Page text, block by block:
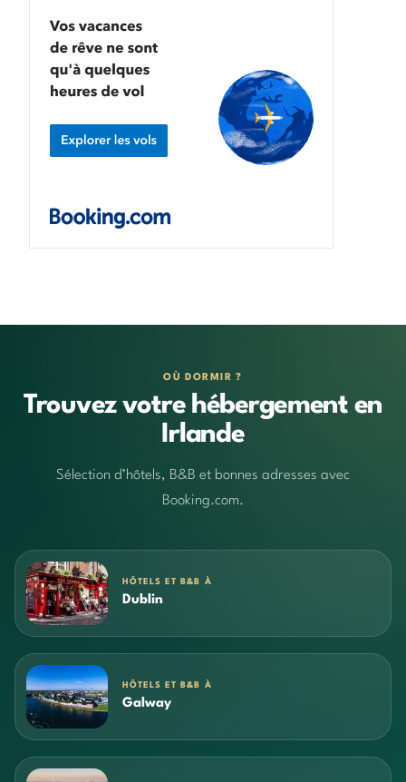
OÙ DORMIR ?
Trouvez votre hébergement en
Irlande
Sélection d’hôtels, B&B et bonnes adresses avec
Booking.com.
HÔTELS ET B&B À
Dublin
HÔTELS ET B&B À
Galway